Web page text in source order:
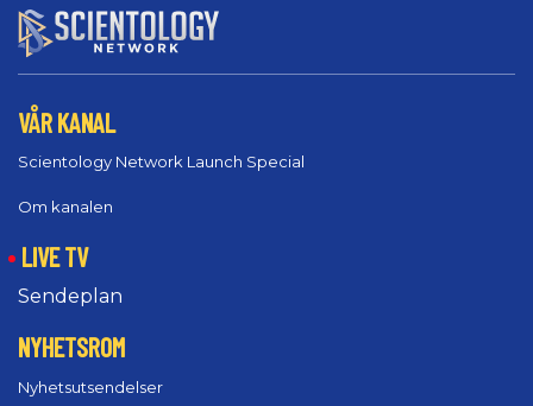
VÅR KANAL
Scientology Network Launch Special
Om kanalen
LIVE TV
Sendeplan
NYHETSROM
Nyhetsutsendelser